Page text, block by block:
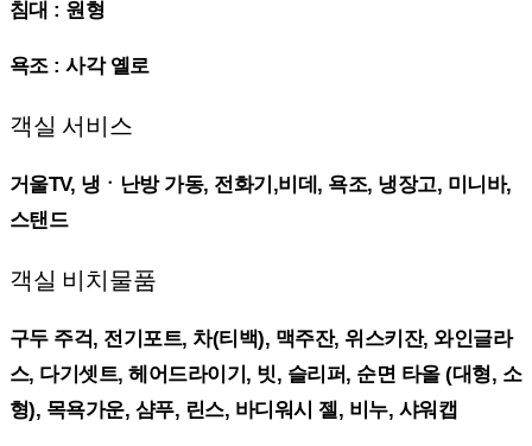
침대 : 원형
욕조 : 사각 옐로
객실 서비스
거울TV, 냉ㆍ난방 가동, 전화기,비데, 욕조, 냉장고, 미니바,
스탠드
객실 비치물품
구두 주걱, 전기포트, 차(티백), 맥주잔, 위스키잔, 와인글라
스, 다기셋트, 헤어드라이기, 빗, 슬리퍼, 순면 타올 (대형, 소
형), 목욕가운, 샴푸, 린스, 바디워시 젤, 비누, 샤워캡